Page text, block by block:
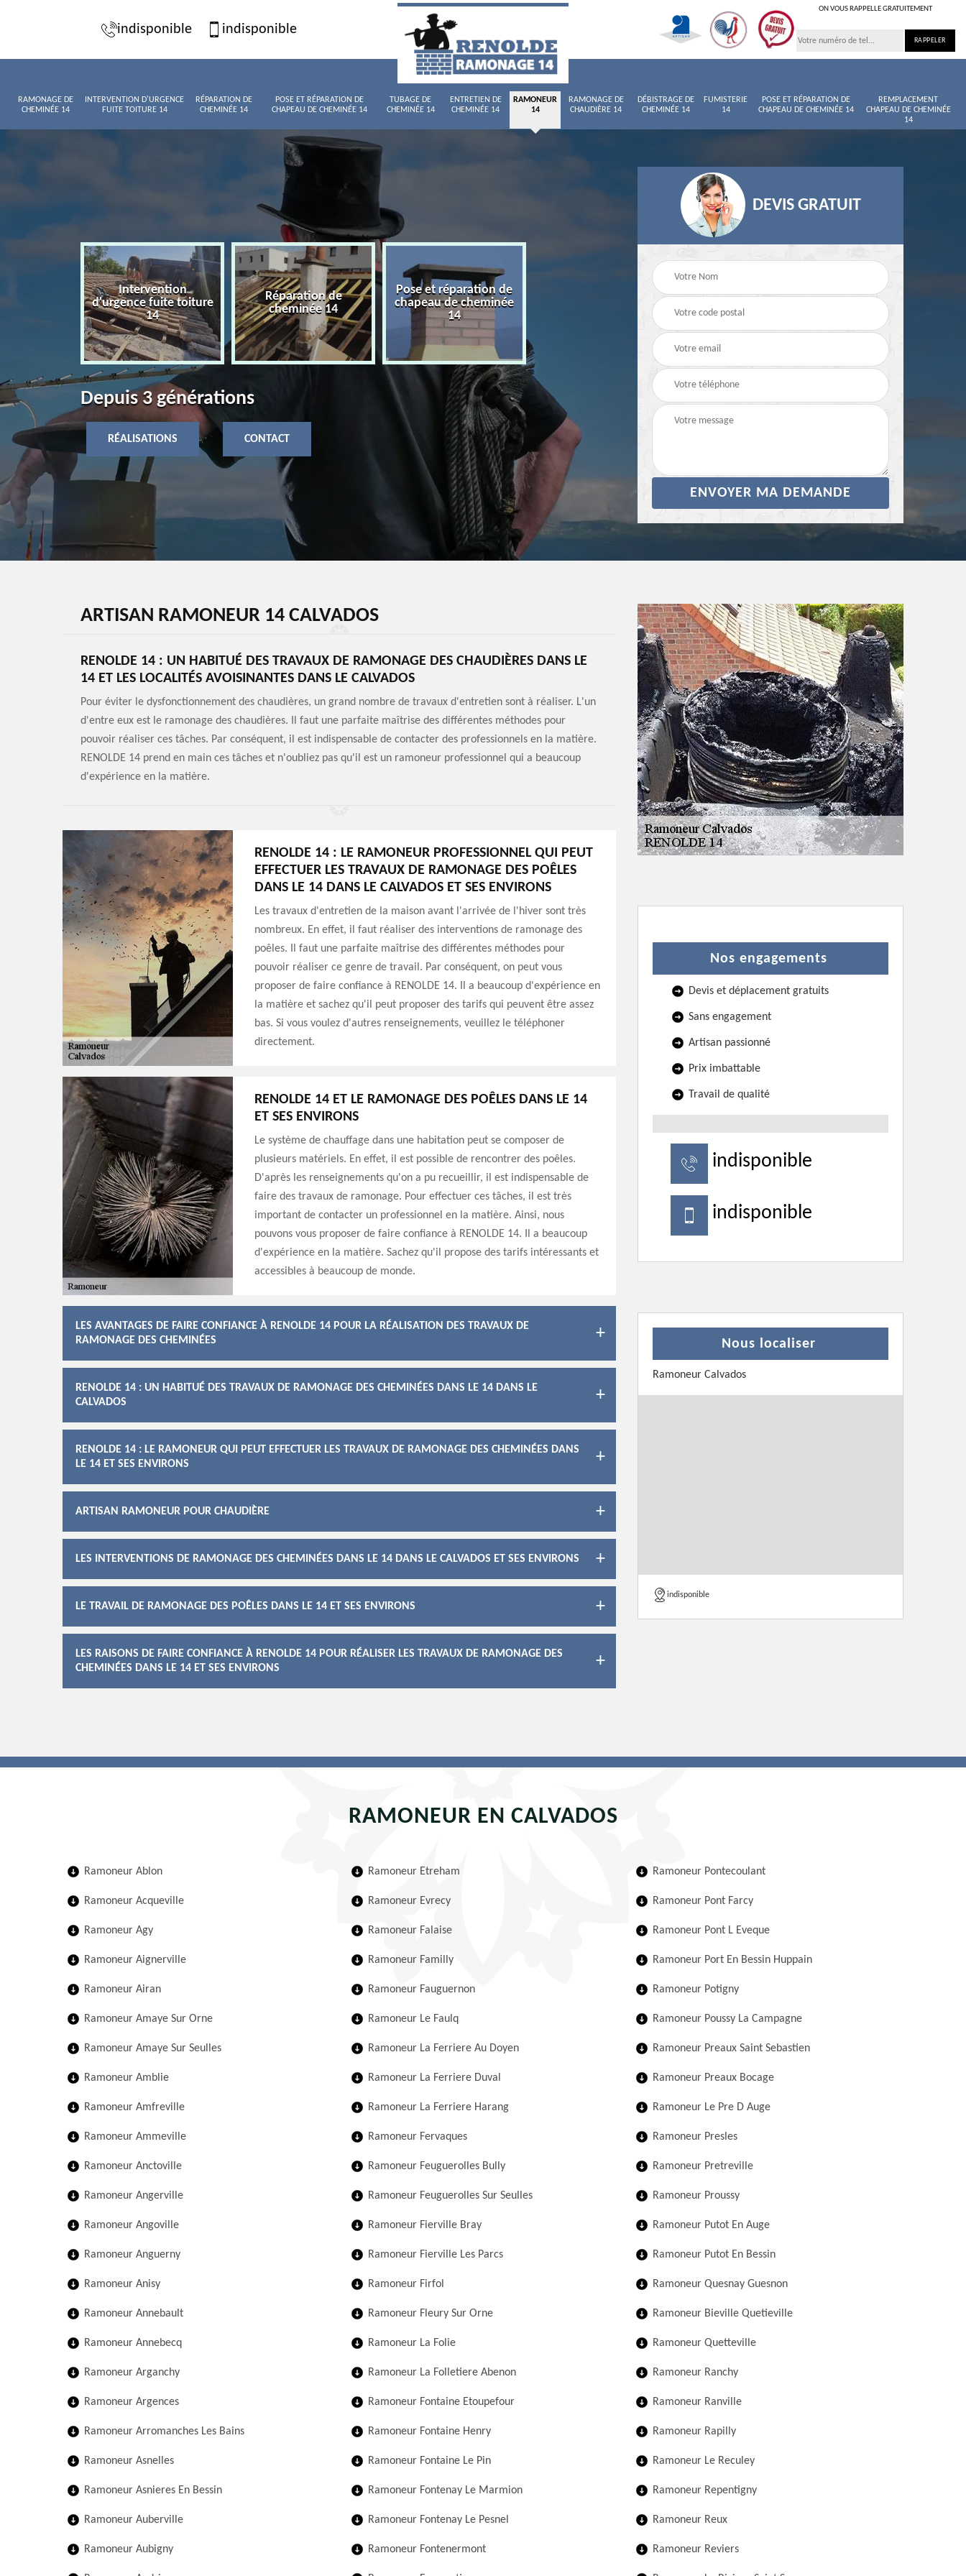
indisponible indisponible
ON VOUS RAPPELLE GRATUITEMENT
RAMONAGE DE
CHEMINÉE 14
INTERVENTION D'URGENCE
FUITE TOITURE 14
RÉPARATION DE
CHEMINÉE 14
POSE ET RÉPARATION DE
CHAPEAU DE CHEMINÉE 14
TUBAGE DE
CHEMINÉE 14
ENTRETIEN DE
CHEMINÉE 14
RAMONEUR
14
RAMONAGE DE
CHAUDIÈRE 14
DÉBISTRAGE DE
CHEMINÉE 14
FUMISTERIE
14
POSE ET RÉPARATION DE
CHAPEAU DE CHEMINÉE 14
REMPLACEMENT
CHAPEAU DE CHEMINÉE
14
de
Intervention
d'urgence fuite toiture
14
Réparation de
cheminée 14
Pose et réparation de
chapeau de cheminée
14
Tubage de cheminée
Entretien de cheminée
Ramoneur 14
Depuis 3 générations
RÉALISATIONS CONTACT
DEVIS GRATUIT
ARTISAN RAMONEUR 14 CALVADOS
RENOLDE 14 : UN HABITUÉ DES TRAVAUX DE RAMONAGE DES CHAUDIÈRES DANS LE
14 ET LES LOCALITÉS AVOISINANTES DANS LE CALVADOS
Pour éviter le dysfonctionnement des chaudières, un grand nombre de travaux d'entretien sont à réaliser. L'un
d'entre eux est le ramonage des chaudières. Il faut une parfaite maîtrise des différentes méthodes pour
pouvoir réaliser ces tâches. Par conséquent, il est indispensable de contacter des professionnels en la matière.
RENOLDE 14 prend en main ces tâches et n'oubliez pas qu'il est un ramoneur professionnel qui a beaucoup
d'expérience en la matière.
RENOLDE 14 : LE RAMONEUR PROFESSIONNEL QUI PEUT
EFFECTUER LES TRAVAUX DE RAMONAGE DES POÊLES
DANS LE 14 DANS LE CALVADOS ET SES ENVIRONS
Les travaux d'entretien de la maison avant l'arrivée de l'hiver sont très
nombreux. En effet, il faut réaliser des interventions de ramonage des
poêles. Il faut une parfaite maîtrise des différentes méthodes pour
pouvoir réaliser ce genre de travail. Par conséquent, on peut vous
proposer de faire confiance à RENOLDE 14. Il a beaucoup d'expérience en
la matière et sachez qu'il peut proposer des tarifs qui peuvent être assez
bas. Si vous voulez d'autres renseignements, veuillez le téléphoner
directement.
RENOLDE 14 ET LE RAMONAGE DES POÊLES DANS LE 14
ET SES ENVIRONS
Le système de chauffage dans une habitation peut se composer de
plusieurs matériels. En effet, il est possible de rencontrer des poêles.
D'après les renseignements qu'on a pu recueillir, il est indispensable de
faire des travaux de ramonage. Pour effectuer ces tâches, il est très
important de contacter un professionnel en la matière. Ainsi, nous
pouvons vous proposer de faire confiance à RENOLDE 14. Il a beaucoup
d'expérience en la matière. Sachez qu'il propose des tarifs intéressants et
accessibles à beaucoup de monde.
LES AVANTAGES DE FAIRE CONFIANCE À RENOLDE 14 POUR LA RÉALISATION DES TRAVAUX DE
RAMONAGE DES CHEMINÉES
RENOLDE 14 : UN HABITUÉ DES TRAVAUX DE RAMONAGE DES CHEMINÉES DANS LE 14 DANS LE
CALVADOS
RENOLDE 14 : LE RAMONEUR QUI PEUT EFFECTUER LES TRAVAUX DE RAMONAGE DES CHEMINÉES DANS
LE 14 ET SES ENVIRONS
ARTISAN RAMONEUR POUR CHAUDIÈRE
LES INTERVENTIONS DE RAMONAGE DES CHEMINÉES DANS LE 14 DANS LE CALVADOS ET SES ENVIRONS
LE TRAVAIL DE RAMONAGE DES POÊLES DANS LE 14 ET SES ENVIRONS
LES RAISONS DE FAIRE CONFIANCE À RENOLDE 14 POUR RÉALISER LES TRAVAUX DE RAMONAGE DES
CHEMINÉES DANS LE 14 ET SES ENVIRONS
Nos engagements
Devis et déplacement gratuits
Sans engagement
Artisan passionné
Prix imbattable
Travail de qualité
indisponible
indisponible
Nous localiser
Ramoneur Calvados
indisponible
RAMONEUR EN CALVADOS
Ramoneur Ablon
Ramoneur Acqueville
Ramoneur Agy
Ramoneur Aignerville
Ramoneur Airan
Ramoneur Amaye Sur Orne
Ramoneur Amaye Sur Seulles
Ramoneur Amblie
Ramoneur Amfreville
Ramoneur Ammeville
Ramoneur Anctoville
Ramoneur Angerville
Ramoneur Angoville
Ramoneur Anguerny
Ramoneur Anisy
Ramoneur Annebault
Ramoneur Annebecq
Ramoneur Arganchy
Ramoneur Argences
Ramoneur Arromanches Les Bains
Ramoneur Asnelles
Ramoneur Asnieres En Bessin
Ramoneur Auberville
Ramoneur Aubigny
Ramoneur Etreham
Ramoneur Evrecy
Ramoneur Falaise
Ramoneur Familly
Ramoneur Fauguernon
Ramoneur Le Faulq
Ramoneur La Ferriere Au Doyen
Ramoneur La Ferriere Duval
Ramoneur La Ferriere Harang
Ramoneur Fervaques
Ramoneur Feuguerolles Bully
Ramoneur Feuguerolles Sur Seulles
Ramoneur Fierville Bray
Ramoneur Fierville Les Parcs
Ramoneur Firfol
Ramoneur Fleury Sur Orne
Ramoneur La Folie
Ramoneur La Folletiere Abenon
Ramoneur Fontaine Etoupefour
Ramoneur Fontaine Henry
Ramoneur Fontaine Le Pin
Ramoneur Fontenay Le Marmion
Ramoneur Fontenay Le Pesnel
Ramoneur Fontenermont
Ramoneur Pontecoulant
Ramoneur Pont Farcy
Ramoneur Pont L Eveque
Ramoneur Port En Bessin Huppain
Ramoneur Potigny
Ramoneur Poussy La Campagne
Ramoneur Preaux Saint Sebastien
Ramoneur Preaux Bocage
Ramoneur Le Pre D Auge
Ramoneur Presles
Ramoneur Pretreville
Ramoneur Proussy
Ramoneur Putot En Auge
Ramoneur Putot En Bessin
Ramoneur Quesnay Guesnon
Ramoneur Bieville Quetieville
Ramoneur Quetteville
Ramoneur Ranchy
Ramoneur Ranville
Ramoneur Rapilly
Ramoneur Le Reculey
Ramoneur Repentigny
Ramoneur Reux
Ramoneur Reviers